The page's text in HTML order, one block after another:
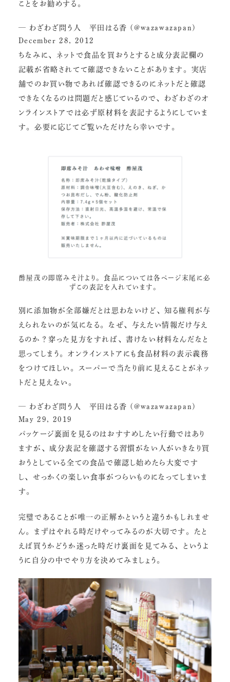
ことをお勧めする。
— わざわざ問う人 平田はる香 (@wazawazapan)
December 28, 2012
ちなみに、ネットで食品を買おうとすると成分表記欄の
記載が省略されてて確認できないことがあります。実店
舗でのお買い物であれば確認できるのにネットだと確認
できなくなるのは問題だと感じているので、わざわざのオ
ンラインストアでは必ず原材料を表記するようにしていま
す。必要に応じてご覧いただけたら幸いです。
酢屋茂の即席みそ汁 より。食品については各ページ末尾に必
ずこの表記を入れています。
別に添加物が全部嫌だとは思わないけど、知る権利が与
えられないのが気になる。なぜ、与えたい情報だけ与え
るのか？穿った見方をすれば、書けない材料なんだなと
思ってしまう。オンラインストアにも食品材料の表示義務
をつけてほしい。スーパーで当たり前に見えることがネッ
トだと見えない。
— わざわざ問う人 平田はる香 (@wazawazapan)
May 29, 2019
パッケージ裏面を見るのはおすすめしたい行動ではあり
ますが、成分表記を確認する習慣がない人がいきなり買
おうとしている全ての食品で確認し始めたら大変です
し、せっかくの楽しい食事がつらいものになってしまいま
す。
完璧であることが唯一の正解かというと違うかもしれませ
ん。まずはやれる時だけやってみるのが大切です。たと
えば買うかどうか迷った時だけ裏面を見てみる、というよ
うに自分の中でやり方を決めてみましょう。